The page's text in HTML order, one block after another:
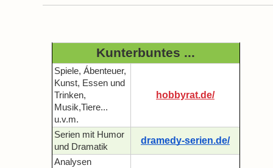
Kunterbuntes ...
Spiele, Ábenteuer,
Kunst, Essen und
Trinken,
Musik,Tiere...
u.v.m.
hobbyrat.de/
Serien mit Humor
und Dramatik
dramedy-serien.de/
Analysen